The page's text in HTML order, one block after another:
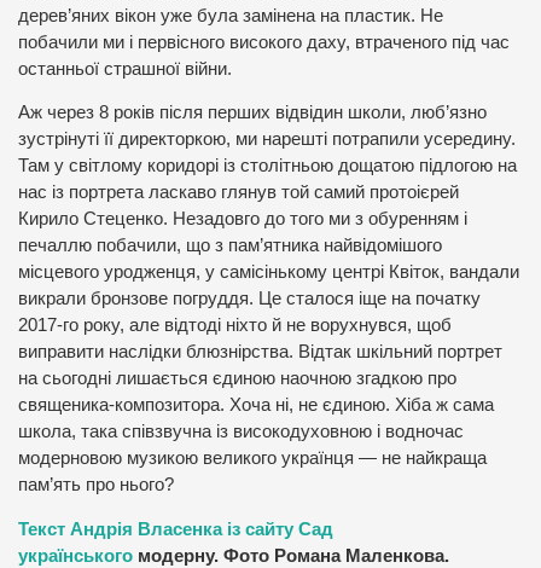
дерев’яних вікон уже була замінена на пластик. Не
побачили ми і первісного високого даху, втраченого під час
останньої страшної війни.
Аж через 8 років після перших відвідин школи, люб’язно
зустрінуті її директоркою, ми нарешті потрапили усередину.
Там у світлому коридорі із столітньою дощатою підлогою на
нас із портрета ласкаво глянув той самий протоієрей
Кирило Стеценко. Незадовго до того ми з обуренням і
печаллю побачили, що з пам’ятника найвідомішого
місцевого уродженця, у самісінькому центрі Квіток, вандали
викрали бронзове погруддя. Це сталося іще на початку
2017-го року, але відтоді ніхто й не ворухнувся, щоб
виправити наслідки блюзнірства. Відтак шкільний портрет
на сьогодні лишається єдиною наочною згадкою про
священика-композитора. Хоча ні, не єдиною. Хіба ж сама
школа, така співзвучна із високодуховною і водночас
модерновою музикою великого українця — не найкраща
пам’ять про нього?
Текст Андрія Власенка із сайту Сад
українського модерну. Фото Романа Маленкова.